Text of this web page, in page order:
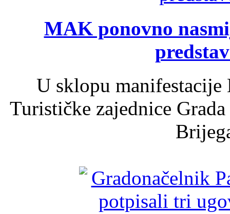
MAK ponovno
U sklopu
Turističke zajednice